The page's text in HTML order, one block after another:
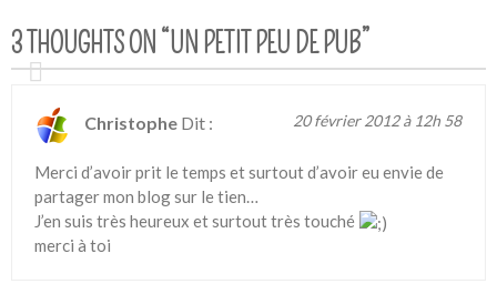
L’ARTICLE
3 THOUGHTS ON “ UN PETIT PEU DE PUB
Christophe Dit : 20 février 2012 à 12h 58
Merci d’avoir prit le temps et surtout d’avoir eu envie de
partager mon blog sur le tien…
J’en suis très heureux et surtout très touché
merci à toi